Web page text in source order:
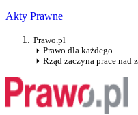
Akty Prawne
Prawo.pl
Prawo dla każdego
Rząd zaczyna prace nad